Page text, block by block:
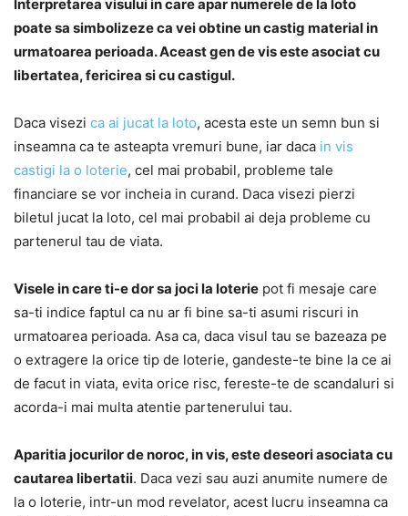
Interpretarea visului in care apar numerele de la loto
poate sa simbolizeze ca vei obtine un castig material in
urmatoarea perioada. Aceast gen de vis este asociat cu
libertatea, fericirea si cu castigul.
Daca visezi ca ai jucat la loto, acesta este un semn bun si
inseamna ca te asteapta vremuri bune, iar daca in vis
castigi la o loterie, cel mai probabil, probleme tale
financiare se vor incheia in curand. Daca visezi pierzi
biletul jucat la loto, cel mai probabil ai deja probleme cu
partenerul tau de viata.
Visele in care ti-e dor sa joci la loterie pot fi mesaje care
sa-ti indice faptul ca nu ar fi bine sa-ti asumi riscuri in
urmatoarea perioada. Asa ca, daca visul tau se bazeaza pe
o extragere la orice tip de loterie, gandeste-te bine la ce ai
de facut in viata, evita orice risc, fereste-te de scandaluri si
acorda-i mai multa atentie partenerului tau.
Aparitia jocurilor de noroc, in vis, este deseori asociata cu
cautarea libertatii. Daca vezi sau auzi anumite numere de
la o loterie, intr-un mod revelator, acest lucru inseamna ca